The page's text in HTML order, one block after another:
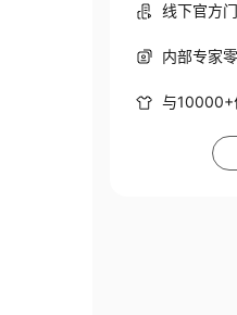
线下官方
内部专家
与10000+